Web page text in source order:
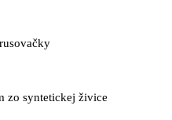
zo syntetickej živice